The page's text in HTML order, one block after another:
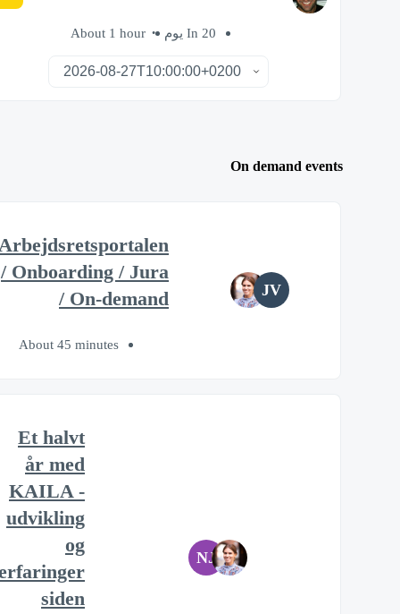
In 20 يوم About 1 hour
On demand events
JV
/ Onboarding / Jura
/ On-demand
About 45 minutes
NJ
Et halvt
år med
KAILA -
udvikling
og
siden